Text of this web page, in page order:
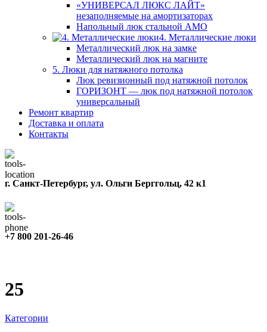
«УНИВЕРСАЛ ЛЮКС ЛАЙТ»
незаполняемые на амортизаторах
Напольный люк стальной АМО
4. Металлические люки
Металлический люк на замке
Металлический люк на магните
5. Люки для натяжного потолка
Люк ревизионный под натяжной потолок
ГОРИЗОНТ — люк под натяжной потолок
универсальный
Ремонт квартир
Доставка и оплата
Контакты
г. Санкт-Петербург, ул. Ольги Берггольц, 42 к1
+7 800 201-26-46
25
Категории